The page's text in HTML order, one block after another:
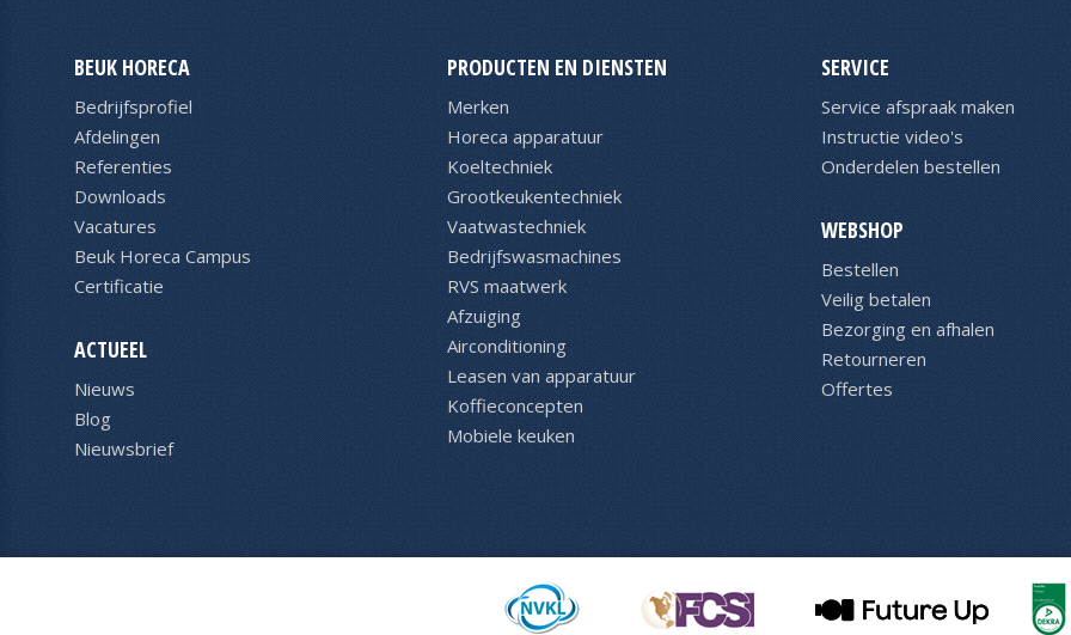
BEUK HORECA
Bedrijfsprofiel
Afdelingen
Referenties
Downloads
Vacatures
Beuk Horeca Campus
Certificatie
ACTUEEL
Nieuws
Blog
Nieuwsbrief
PRODUCTEN EN DIENSTEN
Merken
Horeca apparatuur
Koeltechniek
Grootkeukentechniek
Vaatwastechniek
Bedrijfswasmachines
RVS maatwerk
Afzuiging
Airconditioning
Leasen van apparatuur
Koffieconcepten
Mobiele keuken
SERVICE
Service afspraak maken
Instructie video's
Onderdelen bestellen
WEBSHOP
Bestellen
Veilig betalen
Bezorging en afhalen
Retourneren
Offertes